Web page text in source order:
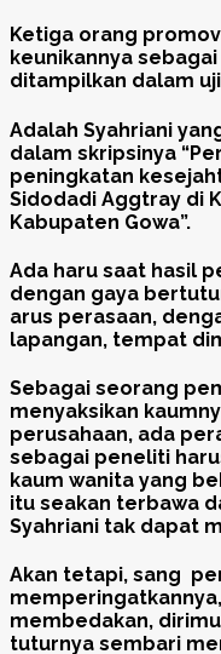
Ketiga orang
keunikannya
ditampilkan dalam
Adalah Syahriani
dalam skripsinya
peningkatan
Sidodadi Aggtray di
Kabupaten Gowa”.
Ada haru saat hasil
dengan gaya
arus perasaan,
lapangan, tempat
Sebagai seorang
menyaksikan
perusahaan, ada
sebagai peneliti
kaum wanita yang
itu seakan terbawa
Syahriani tak dapat
Akan tetapi, sang
membedakan,
tuturnya sembari